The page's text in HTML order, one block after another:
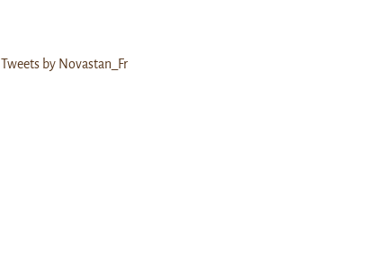
Tweets by Novastan_Fr